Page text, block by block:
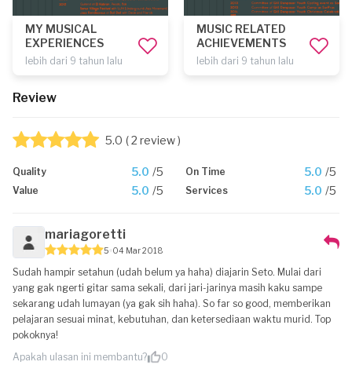
MY MUSICAL
EXPERIENCES
lebih dari 9 tahun lalu
MUSIC RELATED
ACHIEVEMENTS
lebih dari 9 tahun lalu
Review
5.0 ( 2 review )
Quality 5.0 /5 On Time 5.0 /5
Value 5.0 /5 Services 5.0 /5
mariagoretti
5 04 Mar 2018
Sudah hampir setahun (udah belum ya haha) diajarin Seto. Mulai dari
yang gak ngerti gitar sama sekali, dari jari-jarinya masih kaku sampe
sekarang udah lumayan (ya gak sih haha). So far so good, memberikan
pelajaran sesuai minat, kebutuhan, dan ketersediaan waktu murid. Top
pokoknya!
Apakah ulasan ini membantu?
0